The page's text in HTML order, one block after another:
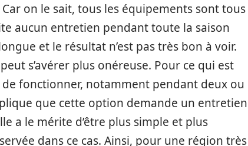
on le sait, tous les équipements sont tous
aucun entretien pendant toute la saison
et le résultat n’est pas très bon à voir.
s’avérer plus onéreuse. Pour ce qui est
fonctionner, notamment pendant deux ou
que cette option demande un entretien
a le mérite d’être plus simple et plus
dans ce cas. Ainsi, pour une région très